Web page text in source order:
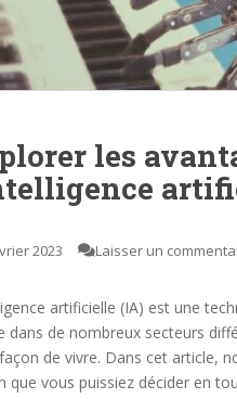
les
2023 Laisser un
artificielle (IA) est une
dans de nombreux secteurs
de vivre. Dans cet article,
que vous puissiez décider en